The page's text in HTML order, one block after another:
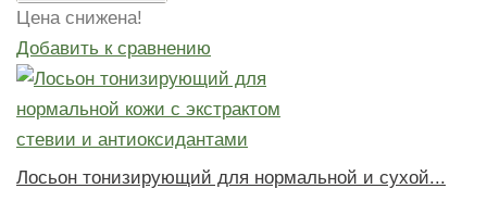
Цена снижена!
Добавить к сравнению
Лосьон тонизирующий для нормальной и сухой...